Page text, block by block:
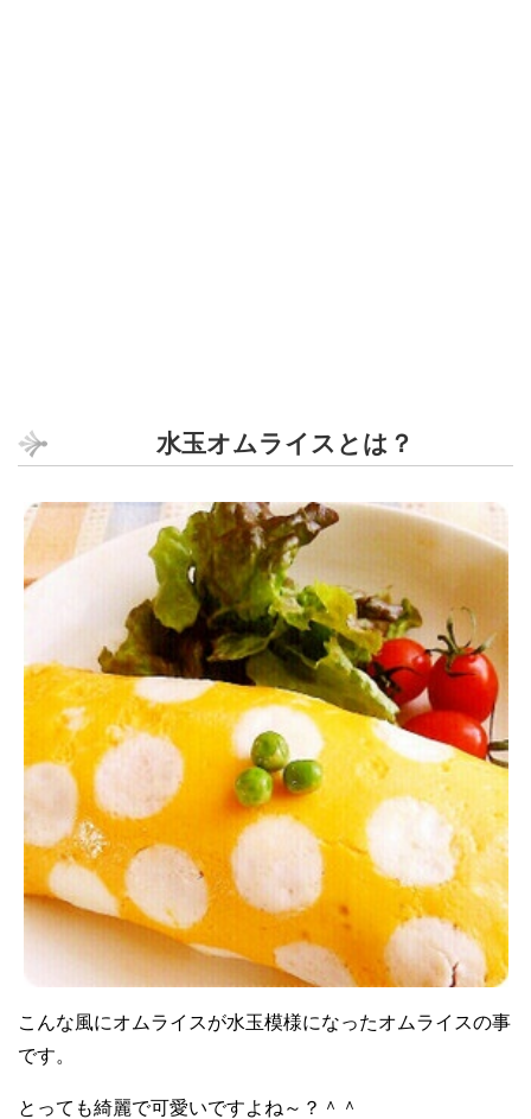
水玉オムライスとは？
こんな風にオムライスが水玉模様になったオムライスの事
です。
とっても綺麗で可愛いですよね～？＾＾